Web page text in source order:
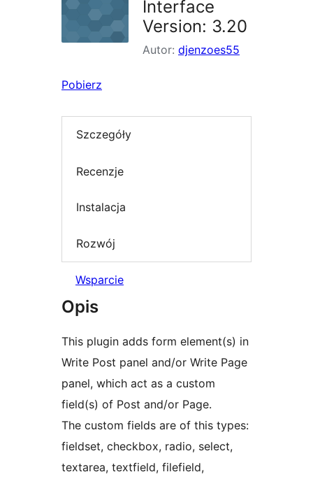
Interface
Version: 3.20
Autor: djenzoes55
Pobierz
Szczegóły
Recenzje
Instalacja
Rozwój
Wsparcie
Opis
This plugin adds form element(s) in
Write Post panel and/or Write Page
panel, which act as a custom
field(s) of Post and/or Page.
The custom fields are of this types:
fieldset, checkbox, radio, select,
textarea, textfield, filefield,